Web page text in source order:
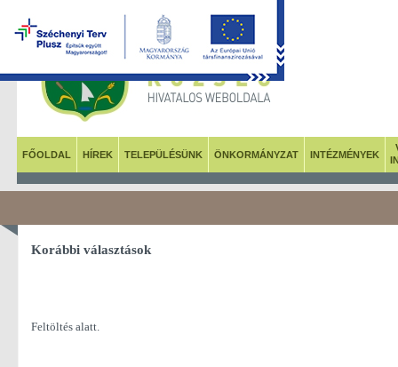
FŐOLDAL HÍREK TELEPÜLÉSÜNK ÖNKORMÁNYZAT INTÉZMÉNYEK
Korábbi választások
Feltöltés alatt.